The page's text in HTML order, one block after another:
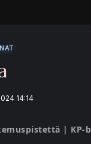
14:14
| KP-